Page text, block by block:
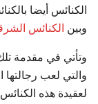
الكنائس أيضا
وبين الكنائس
وتأتي في مقدمة
والتي لعب رجالتها
لعقيدة هذه